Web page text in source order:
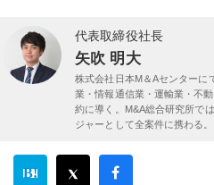
代表取締役社長
矢吹 明大
株式会社日本M＆Aセンターに
業・情報通信業・運輸業・不
約に導く。M&A総合研究所で
ジャーとして全案件に携わる。